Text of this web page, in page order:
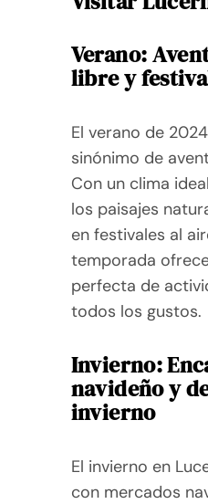
Verano:
libre y
El verano de
sinónimo de
Con un clima
los paisajes
en festivales al
temporada
perfecta de
todos los gustos.
Invierno:
navideño y
invierno
El invierno en
con mercados